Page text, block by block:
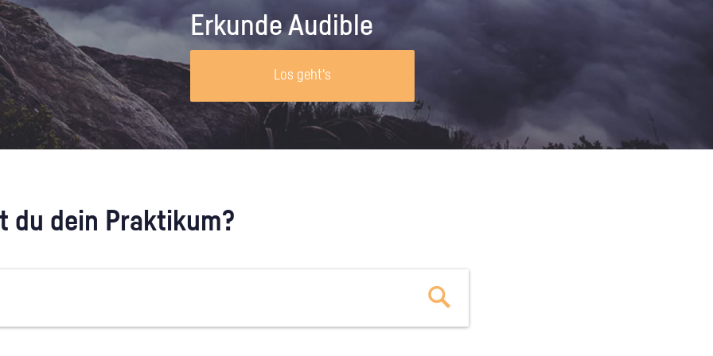
Unternehmen lohnt, wie man sich
vorbereitet und wie ein Vorab-Anruf
abläuft.
Erkunde Audible
Los geht's
du dein Praktikum?